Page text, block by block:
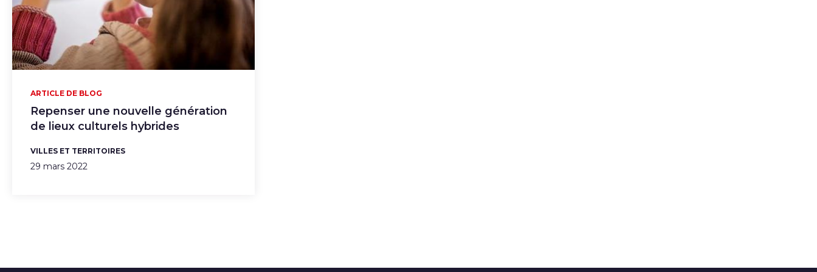
Repenser une nouvelle génération
de lieux culturels hybrides
ARTICLE DE BLOG
VILLES ET TERRITOIRES
29 mars 2022